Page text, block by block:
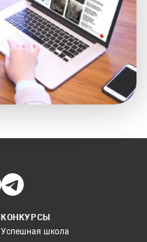
КОНКУРСЫ
Успешная школа